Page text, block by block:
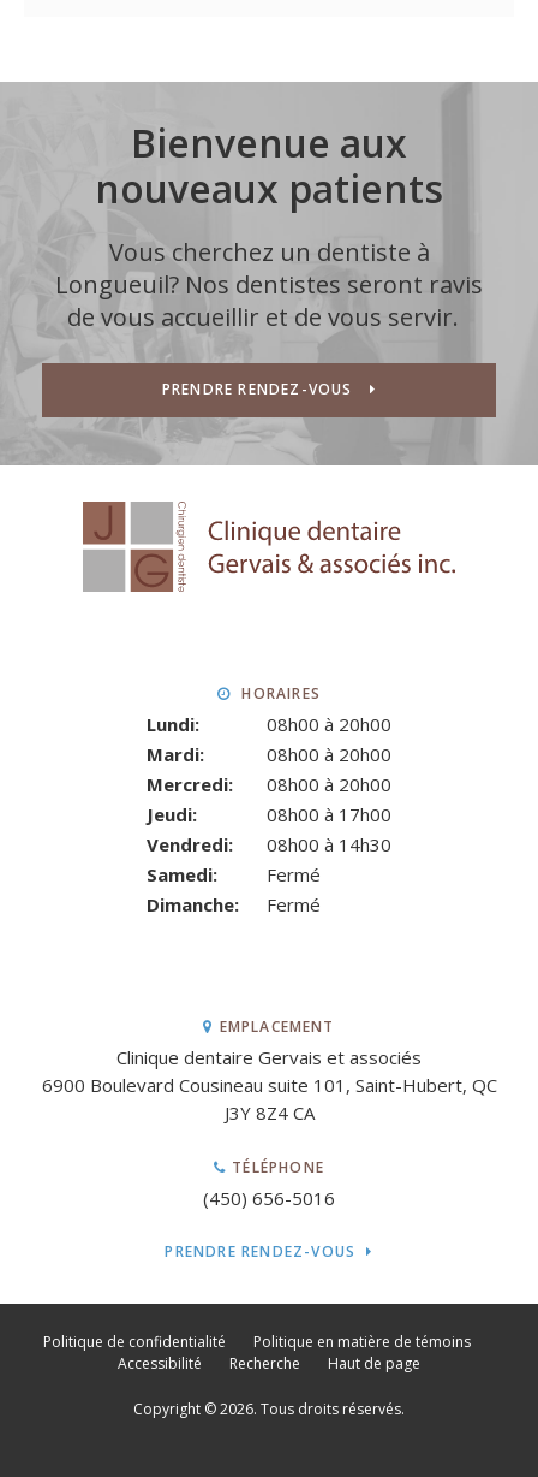
Bienvenue aux
nouveaux patients
Vous cherchez un dentiste à
Longueuil? Nos dentistes seront ravis
de vous accueillir et de vous servir.
PRENDRE RENDEZ-VOUS
HORAIRES
Lundi:
08h00 à 20h00
Mardi:
08h00 à 20h00
Mercredi:
08h00 à 20h00
Jeudi:
08h00 à 17h00
Vendredi:
08h00 à 14h30
Samedi:
Fermé
Dimanche:
Fermé
EMPLACEMENT
Clinique dentaire Gervais et associés
6900 Boulevard Cousineau suite 101 Saint-Hubert QC
J3Y 8Z4 CA
TÉLÉPHONE
(450) 656-5016
PRENDRE RENDEZ-VOUS
Politique de confidentialité
Politique en matière de témoins
Accessibilité
Recherche Haut de page
Copyright © 2026. Tous droits réservés.